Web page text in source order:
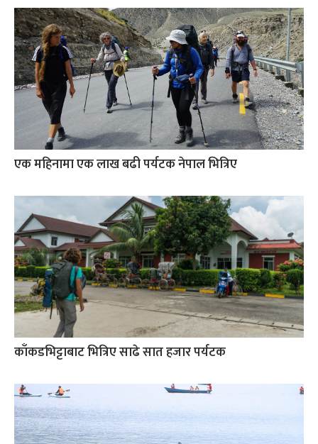
एक महिनामा एक लाख बढी पर्यटक नेपाल भित्रिए
काँकडभिट्टाबाट भित्रिए साढे सात हजार पर्यटक